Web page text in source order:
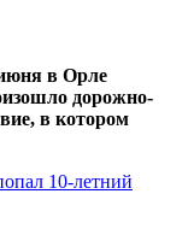
в Орле
дорожно-
в котором
10-летний